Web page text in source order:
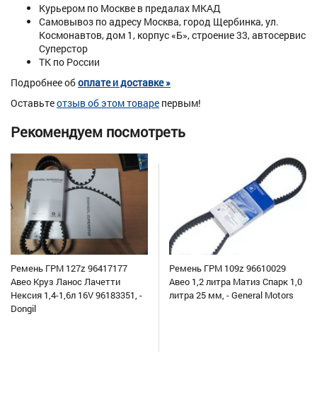
Курьером по Москве в предалах МКАД
Самовывоз по адресу Москва, город Щербинка, ул.
Космонавтов, дом 1, корпус «Б», строение 33, автосервис
Суперстор
ТК по России
Подробнее обоплате и доставке »
Оставьтеотзыв об этом товаре первым!
Рекомендуем посмотреть
Ремень ГРМ 127z 96417177
Авео Круз Ланос Лачетти
Нексия 1,4-1,6л 16V 96183351, -
Dongil
Ремень ГРМ 109z 96610029
Авео 1,2 литра Матиз Спарк 1,0
литра 25 мм, - General Motors